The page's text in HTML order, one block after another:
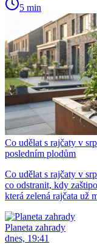
5 min
Co udělat s rajčaty v
posledním plodům
Co udělat s rajčaty v
co odstranit, kdy
která zelená rajčata už
Planeta zahrady
dnes, 19:41